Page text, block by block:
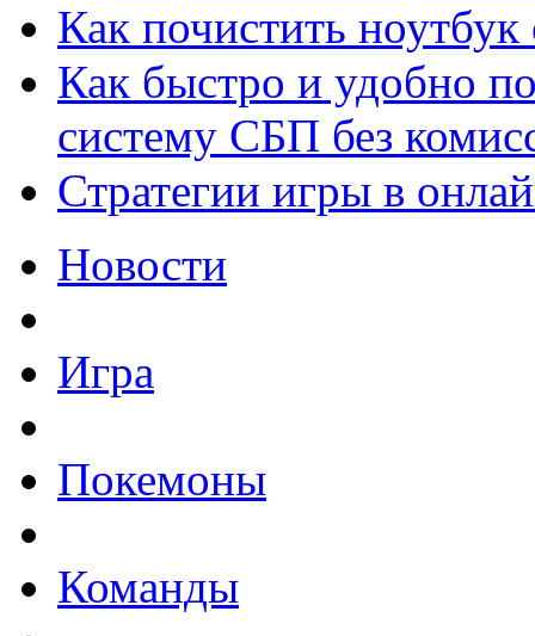
Как почистить
Как быстро и удобно
систему СБП без
Стратегии игры в
Новости
Игра
Покемоны
Команды